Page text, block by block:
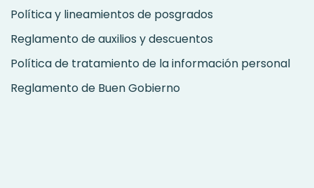
Política y lineamientos de posgrados
Reglamento de auxilios y descuentos
Política de tratamiento de la información personal
Reglamento de Buen Gobierno